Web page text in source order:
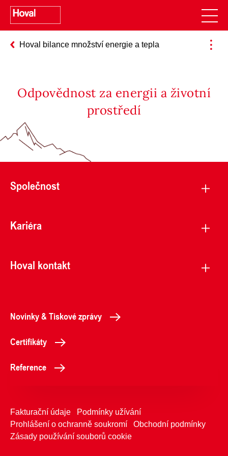
Hoval bilance množství energie a tepla
Odpovědnost za energii a životní
prostředí
Společnost
Kariéra
Hoval kontakt
Novinky & Tiskové zprávy
Certifikáty
Reference
Fakturační údaje
Podmínky užívání
Prohlášení o ochranně soukromí
Obchodní podmínky
Zásady používání souborů cookie